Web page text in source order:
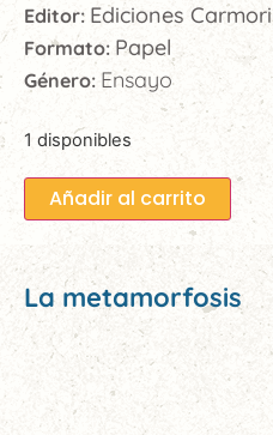
Editor: Ediciones Carmori
Formato: Papel
Género: Ensayo
1 disponibles
Añadir al carrito
La metamorfosis